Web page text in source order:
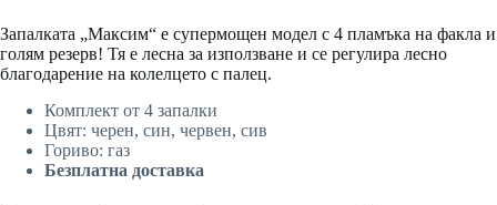
Запалката „Максим“ е супермощен модел с 4 пламъка на факла и
голям резерв! Тя е лесна за използване и се регулира лесно
благодарение на колелцето с палец.
Комплект от 4 запалки
Цвят: черен, син, червен, сив
Гориво: газ
Безплатна доставка